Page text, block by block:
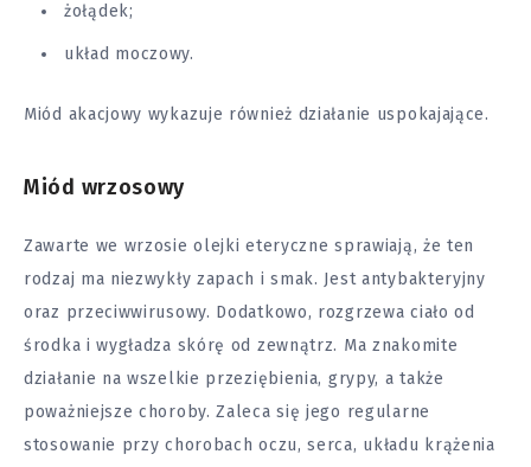
żołądek;
układ moczowy.
Miód akacjowy wykazuje również działanie uspokajające.
Miód wrzosowy
Zawarte we wrzosie olejki eteryczne sprawiają, że ten
rodzaj ma niezwykły zapach i smak. Jest antybakteryjny
oraz przeciwwirusowy. Dodatkowo, rozgrzewa ciało od
środka i wygładza skórę od zewnątrz. Ma znakomite
działanie na wszelkie przeziębienia, grypy, a także
poważniejsze choroby. Zaleca się jego regularne
stosowanie przy chorobach oczu, serca, układu krążenia